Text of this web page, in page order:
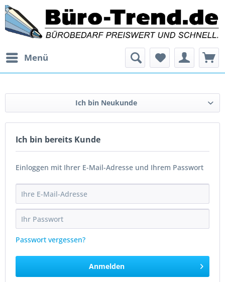
Menü
Ich bin Neukunde
Ich bin bereits Kunde
Einloggen mit Ihrer E-Mail-Adresse und Ihrem Passwort
Passwort vergessen?
Anmelden